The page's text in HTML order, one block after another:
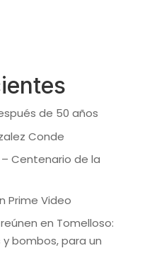
de 50 años
Conde
Centenario de la
Prime Video
en Tomelloso:
bombos, para un